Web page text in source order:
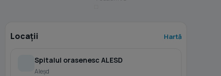
Locații Hartă
Spitalul orasenesc ALESD
Aleşd